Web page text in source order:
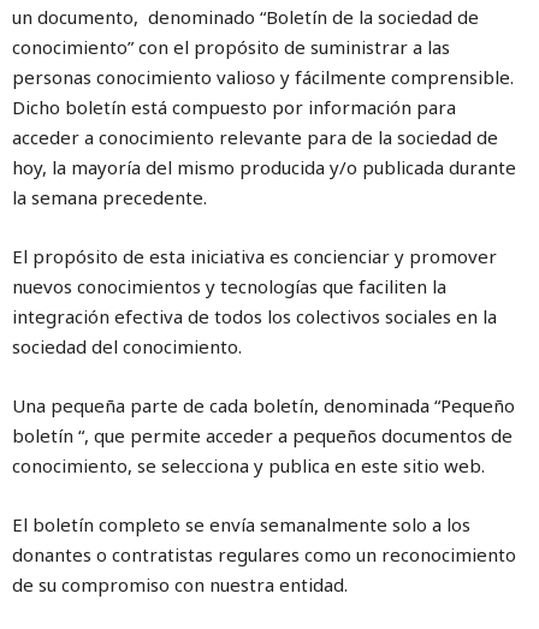
un documento, denominado “Boletín de la sociedad de
conocimiento” con el propósito de suministrar a las
personas conocimiento valioso y fácilmente comprensible.
Dicho boletín está compuesto por información para
acceder a conocimiento relevante para de la sociedad de
hoy, la mayoría del mismo producida y/o publicada durante
la semana precedente.
El propósito de esta iniciativa es concienciar y promover
nuevos conocimientos y tecnologías que faciliten la
integración efectiva de todos los colectivos sociales en la
sociedad del conocimiento.
Una pequeña parte de cada boletín, denominada “Pequeño
boletín “, que permite acceder a pequeños documentos de
conocimiento, se selecciona y publica en este sitio web.
El boletín completo se envía semanalmente solo a los
donantes o contratistas regulares como un reconocimiento
de su compromiso con nuestra entidad.